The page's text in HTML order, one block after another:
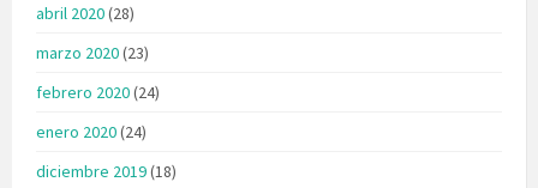
abril 2020(28)
marzo 2020(23)
febrero 2020(24)
enero 2020(24)
diciembre 2019(18)